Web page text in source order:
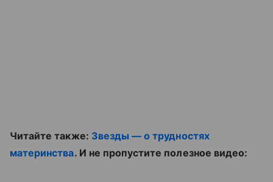
Читайте также: Звезды — о трудностях
материнства. И не пропустите полезное видео: